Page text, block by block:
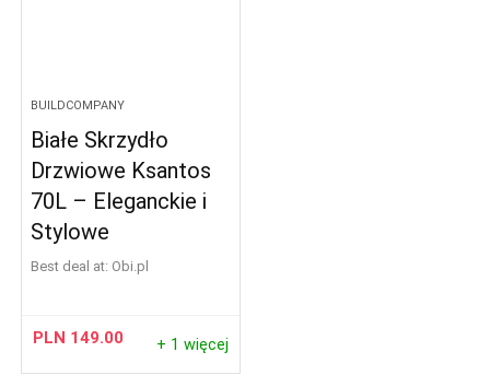
BUILDCOMPANY
Białe Skrzydło
Drzwiowe Ksantos
70L – Eleganckie i
Stylowe
Best deal at: obi.pl
PLN 149.00 + 1 więcej